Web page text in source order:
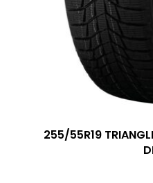
255/55R19